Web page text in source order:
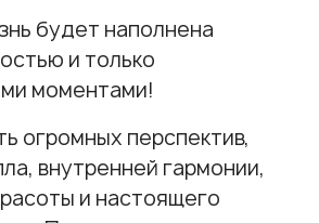
будет наполнена
и только
моментами!
огромных перспектив,
внутренней гармонии,
и настоящего